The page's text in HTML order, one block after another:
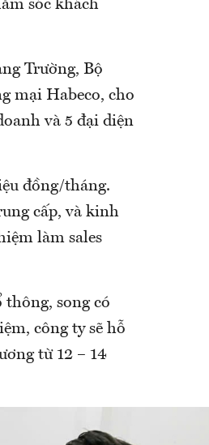
sóc khách
Trường, Bộ
mại Habeco, cho
và 5 đại diện
đồng/tháng.
cấp, và kinh
làm sales
song có
công ty sẽ hỗ
từ 12 – 14